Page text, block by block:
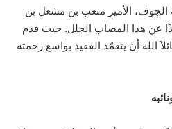
الأمير متعب بن مشعل بن
عن هذا المصاب الجلل. حيث قدم
الله أن يتغمّد الفقيد بواسع رحمته